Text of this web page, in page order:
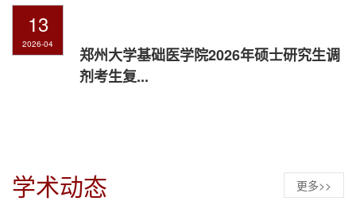
13
2026-04
郑州大学基础医学院2026年硕士研究生调
剂考生复...
学术动态 更多>>